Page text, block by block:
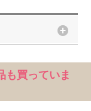
も買っていま